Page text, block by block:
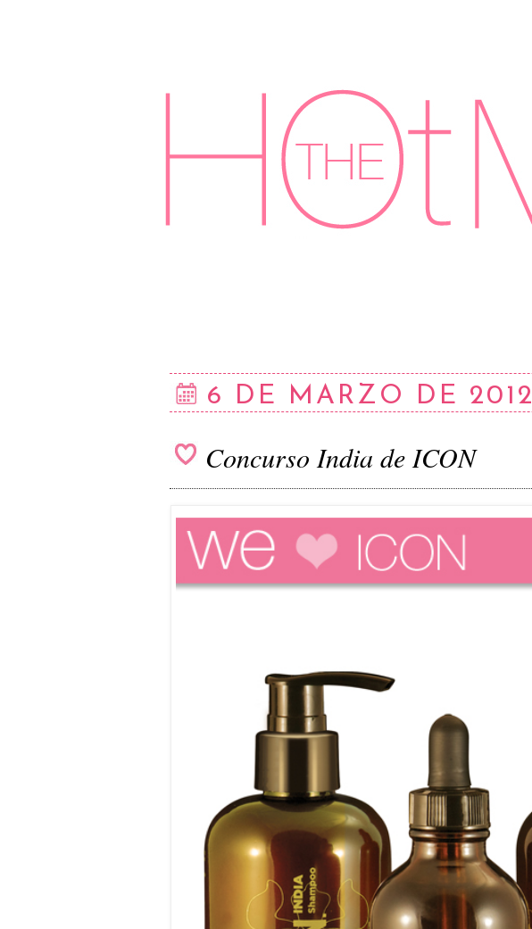
6 DE MARZO DE 2012
Concurso India de ICON